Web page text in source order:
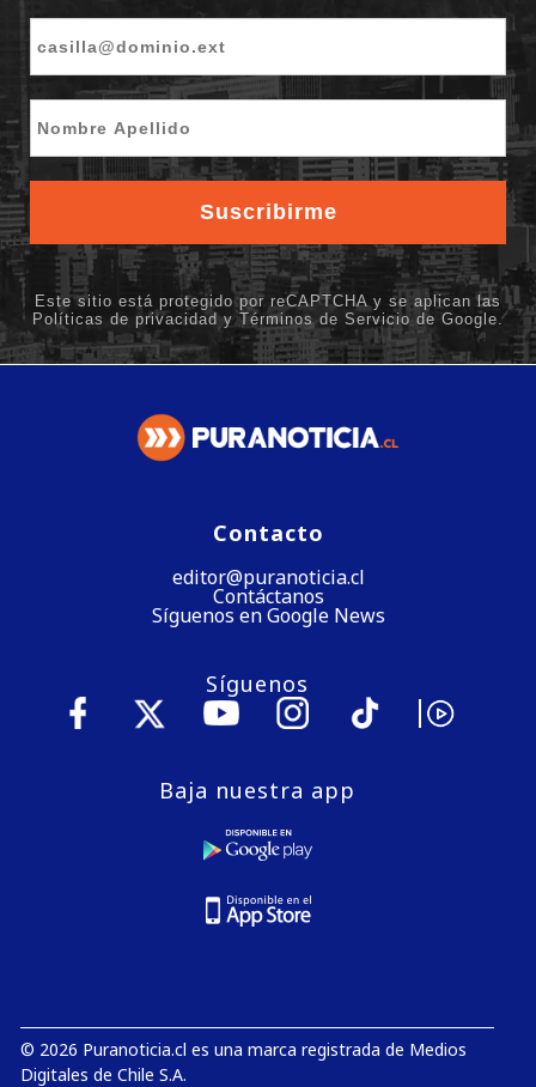
Contacto
editor@puranoticia.cl
Contáctanos
Síguenos en Google News
Síguenos
Baja nuestra app
© 2026 Puranoticia.cl es una marca registrada de Medios
Digitales de Chile S.A.